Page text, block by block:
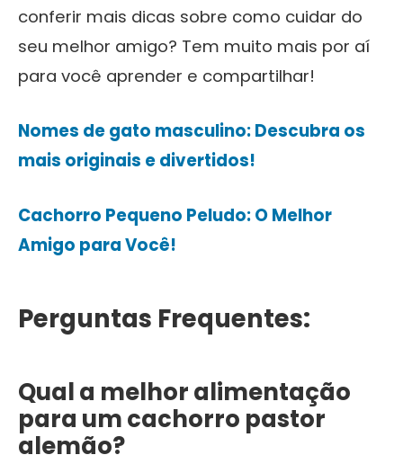
conferir mais dicas sobre como cuidar do
seu melhor amigo? Tem muito mais por aí
para você aprender e compartilhar!
Nomes de gato masculino: Descubra os
mais originais e divertidos!
Cachorro Pequeno Peludo: O Melhor
Amigo para Você!
Perguntas Frequentes:
Qual a melhor alimentação
para um cachorro pastor
alemão?